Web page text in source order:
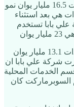
قسم الخدمات اللوجستية Cainiao سجل إيرادات 16.5 مليار يوان نمو
هي بعد استثناء
بابا تستخدم
قسم الخدمات المحلية للمستهلكين سجل ايرادات 13.1 مليار يوان
شركة علي بابا ان
الخدمات المحلية
2022. سابقا قسم السوبرماركت كان